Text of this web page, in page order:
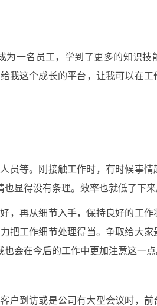
一名员工，学到了更多的知识技
我这个成长的平台，让我可以在工
员等。刚接触工作时，有时候事
显得没有条理。效率也就低了下来
，再从细节入手，保持良好的工作
工作细节处理得当。争取给大家
会在今后的工作中更加注意这一点
户到访或是公司有大型会议时，前